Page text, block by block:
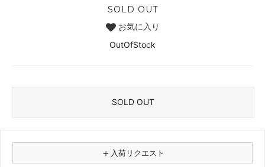
SOLD OUT
お気に入り
OutOfStock
SOLD OUT
＋ 入荷リクエスト